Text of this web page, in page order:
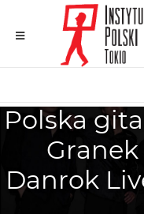
Polska
Danrok